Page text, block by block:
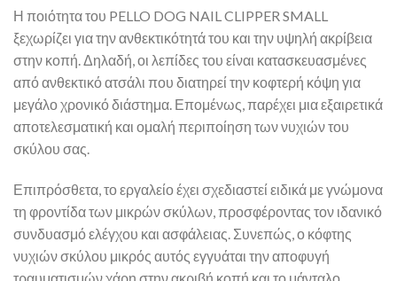
Η ποιότητα του PELLO DOG NAIL CLIPPER SMALL
ξεχωρίζει για την ανθεκτικότητά του και την υψηλή ακρίβεια
στην κοπή. Δηλαδή, οι λεπίδες του είναι κατασκευασμένες
από ανθεκτικό ατσάλι που διατηρεί την κοφτερή κόψη για
μεγάλο χρονικό διάστημα. Επομένως, παρέχει μια εξαιρετικά
αποτελεσματική και ομαλή περιποίηση των νυχιών του
σκύλου σας.
Επιπρόσθετα, το εργαλείο έχει σχεδιαστεί ειδικά με γνώμονα
τη φροντίδα των μικρών σκύλων, προσφέροντας τον ιδανικό
συνδυασμό ελέγχου και ασφάλειας. Συνεπώς, ο κόφτης
νυχιών σκύλου μικρός αυτός εγγυάται την αποφυγή